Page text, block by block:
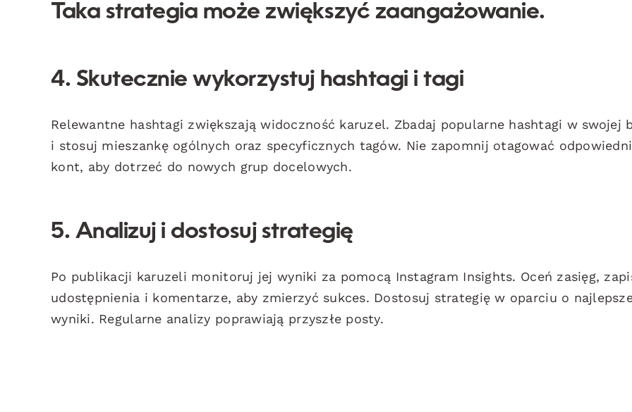
Taka strategia może zwiększyć zaangażowanie.
4. Skutecznie wykorzystuj hashtagi i tagi
Relewantne hashtagi zwiększają widoczność karuzel. Zbadaj popularne hashtagi w swojej
i stosuj mieszankę ogólnych oraz specyficznych tagów. Nie zapomnij otagować
kont, aby dotrzeć do nowych grup docelowych.
5. Analizuj i dostosuj strategię
Po publikacji karuzeli monitoruj jej wyniki za pomocą Instagram Insights. Oceń zasięg,
udostępnienia i komentarze, aby zmierzyć sukces. Dostosuj strategię w oparciu o
wyniki. Regularne analizy poprawiają przyszłe posty.